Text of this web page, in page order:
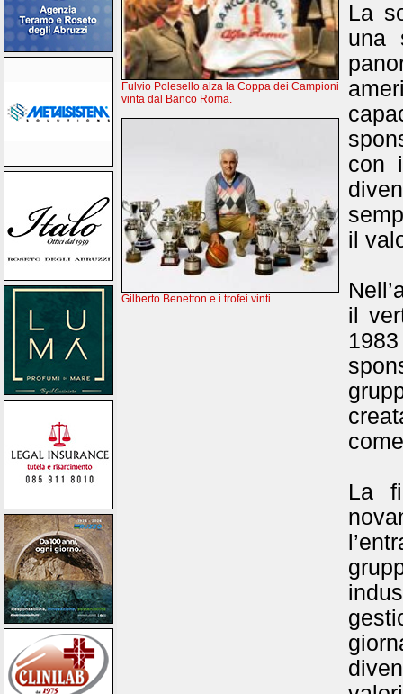
Fulvio Polesello alza la Coppa dei Campioni
vinta dal Banco Roma.
Gilberto Benetton e i trofei vinti.
La
una
con
il
il
La